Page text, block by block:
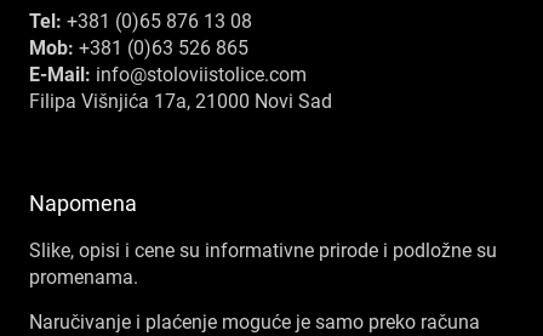
Tel: +381 (0)65 876 13 08
Mob: +381 (0)63 526 865
E-Mail: info@stoloviistolice.com
Filipa Višnjića 17a, 21000 Novi Sad
Napomena
Slike, opisi i cene su informativne prirode i podložne su
promenama.
Naručivanje i plaćenje moguće je samo preko računa